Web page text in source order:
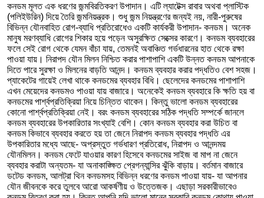
কনডম মূলত এক ধরণের জন্মবিরতিকরণ উপাদান। এটি ল্যাটেক্স রাবার অথবা প্লাস্টিক
(পলিইউরিন) দিয়ে তৈরি জন্মনিয়ন্ত্রক। শুধু জন্ম নিয়ন্ত্রণের জন্যই নয়, নারী-পুরুষের
বিভিন্ন যৌনবাহিত রোগ-ব্যাধি প্রতিরোধেও একটি কার্যকরী উপাদান- কনডম। অনেক
মানুষ মরণব্যাধি রোগের শিকার হয়ে পড়েন অসুরক্ষিত সেক্সের কারণে। কনডম ব্যবহারের
ফলে সেই রোগ থেকে যেমন বাঁচা যায়, তেমনই অবাঞ্চিত গর্ভধারনের হাত থেকে রক্ষা
পাওয়া যায়। নিরাপদ যৌন মিলন নিশ্চিত করার পাশাপাশি একটি উন্নত কনডম আপনাকে
দিতে পারে সুরক্ষা ও মিলনের বাড়তি আনন্দ। কনডম ব্যবহার করার পদ্ধতিও বেশ সহজ।
প্যাকেটের গায়েই লেখা থাকে কনডমের ব্যবহার বিধি। ছেলেদের কনডমের পাশাপাশি
এখন মেয়েদের কনডমও পাওয়া যায় বাজারে। অনেকেই কনডম ব্যবহারে কি ক্ষতি হয় বা
কনডমের পার্শ্বপ্রতিক্রিয়া নিয়ে চিন্তিত থাকেন। কিন্তু ভালো কনডম ব্যবহারের
কোনো পার্শ্বপ্রতিক্রিয়া নেই। বরং কনডম ব্যবহারের সঠিক পদ্ধতি সম্পর্কে জানলে
কনডম ব্যবহারের উপকারিতার সংখ্যাই বেশি। কোন কনডম ব্যবহার করা উচিত বা
কনডম কিভাবে ব্যবহার করতে হয় তা জেনে নিরাপদ কনডম ব্যবহার পদ্ধতি এর
উপকারিতার মধ্যে আছে- অপ্রস্তুত গর্ভধারণ প্রতিরোধ, নিরাপদ ও আনন্দময়
যৌনমিলন। কনডম ফেটে যাওয়ার কারণ হিসেবে কনডমের সাইজ বা মাপ না জেনে
ব্যবহার করাটা অন্যতম- যা অনাকাঙ্ক্ষিত প্রেগন্যান্সির ঝুঁকি বাড়ায়। বর্তমান বাজারে
ডটেড কনডম, আলট্রা থিন কনডমসহ বিভিন্ন ধরণের কনডম পাওয়া যায়- যা আপনার
যৌন জীবনকে করে তুলবে আরো আকর্ষণীয় ও উত্তেজক। এছাড়া সরকারীভাবেও